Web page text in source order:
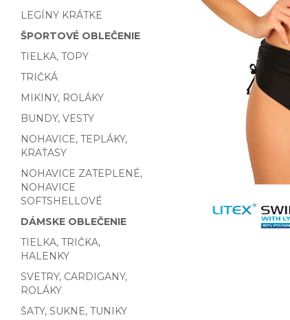
LEGÍNY KRÁTKE
ŠPORTOVÉ OBLEČENIE
TIELKA, TOPY
TRIČKÁ
MIKINY, ROLÁKY
BUNDY, VESTY
NOHAVICE, TEPLÁKY,
KRAŤASY
NOHAVICE ZATEPLENÉ,
NOHAVICE
SOFTSHELLOVÉ
DÁMSKE OBLEČENIE
TIELKA, TRIČKA,
HALENKY
SVETRY, CARDIGANY,
ROLÁKY
ŠATY, SUKNE, TUNIKY